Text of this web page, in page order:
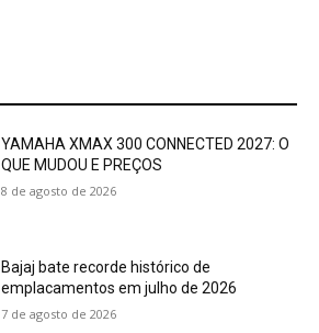
YAMAHA XMAX 300 CONNECTED 2027: O
QUE MUDOU E PREÇOS
8 de agosto de 2026
Bajaj bate recorde histórico de
emplacamentos em julho de 2026
7 de agosto de 2026